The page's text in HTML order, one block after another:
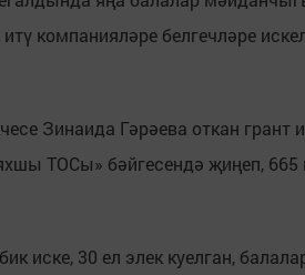
компанияләре белгечләре
Зинаида Гәрәева откан грант
ТОСы» бәйгесендә җиңеп, 665
иске, 30 ел элек куелган,